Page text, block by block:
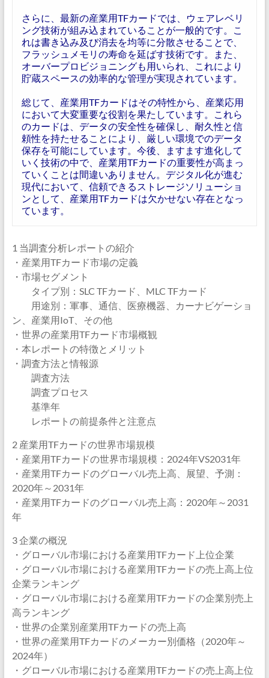
さらに、最新の産業用TFカードでは、ウェアレベリ
ング技術が組み込まれていることが一般的です。こ
れは書き込み及び消去を均等に分散させることで、
フラッシュメモリの寿命を延ばす技術です。また、
オーバープロビジョニングも用いられ、これにより
貯蔵スペースの効率的な管理が実現されています。
総じて、産業用TFカードはその特性から、産業応用
において大変重要な役割を果たしています。これら
のカードは、データの安全性を確保し、耐久性と信
頼性を持たせることにより、厳しい環境でのデータ
保存を可能にしています。今後、ますます進化して
いく技術の中で、産業用TFカードの重要性が高まっ
ていくことは間違いありません。デジタル化が進む
現代において、信頼できるストレージソリューショ
ンとして、産業用TFカードは欠かせない存在となっ
ています。
1 当調査分析レポートの紹介
・産業用TFカード市場の定義
・市場セグメント
タイプ別：SLC TFカード、MLC TFカード
用途別：軍事、通信、医療機器、カーナビゲーショ
ン、産業用IoT、その他
・世界の産業用TFカード市場概観
・本レポートの特徴とメリット
・調査方法と情報源
調査方法
調査プロセス
基準年
レポートの前提条件と注意点
2 産業用TFカードの世界市場規模
・産業用TFカードの世界市場規模：2024年VS2031年
・産業用TFカードのグローバル売上高、展望、予測：
2020年～2031年
・産業用TFカードのグローバル売上高：2020年～2031
年
3 企業の概況
・グローバル市場における産業用TFカード上位企業
・グローバル市場における産業用TFカードの売上高上位
企業ランキング
・グローバル市場における産業用TFカードの企業別売上
高ランキング
・世界の企業別産業用TFカードの売上高
・世界の産業用TFカードのメーカー別価格（2020年～
2024年）
・グローバル市場における産業用TFカードの売上高上位